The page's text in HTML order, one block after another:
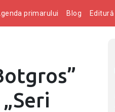
primarului Blog Editură